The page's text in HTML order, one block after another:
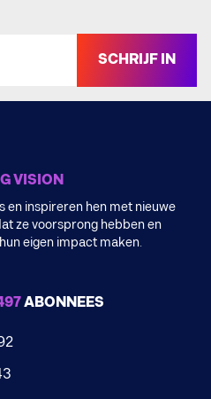
SCHRIJF IN
VISION
en inspireren hen met nieuwe
ze voorsprong hebben en
eigen impact maken.
ABONNEES